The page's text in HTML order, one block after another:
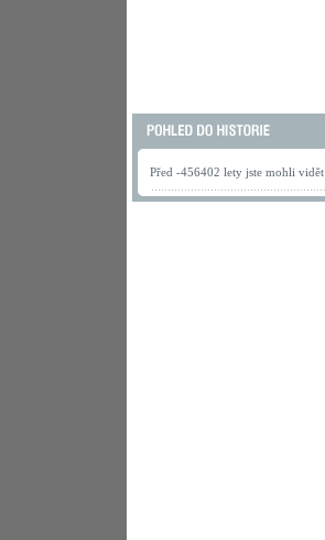
Před -456402 lety jste mohli vidět .